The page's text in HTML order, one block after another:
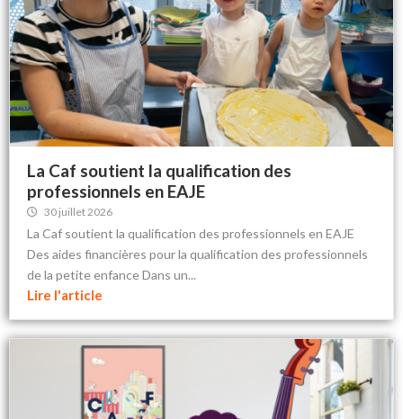
La Caf soutient la qualification des
professionnels en EAJE
30 juillet 2026
La Caf soutient la qualification des professionnels en EAJE
Des aides financières pour la qualification des professionnels
de la petite enfance Dans un...
Lire l'article